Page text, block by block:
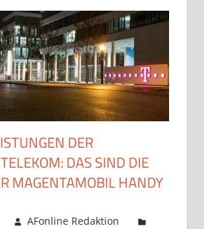
DER
DAS SIND DIE
MAGENTAMOBIL HANDY
AFonline Redaktion